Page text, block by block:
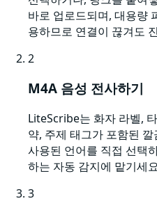
바로 업로드되며, 대용량
용하므로 연결이 끊겨도
2
M4A 음성 전사하기
LiteScribe는 화자 라벨,
약, 주제 태그가 포함된
사용된 언어를 직접 선택
하는 자동 감지에 맡기세
3